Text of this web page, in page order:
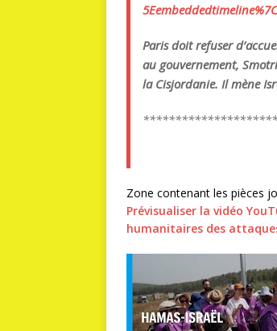
Paris doit refuser
au gouvernement,
la Cisjordanie. Il mène
Zone contenant les pièces
Prévisualiser la vidéo
humanitaires des